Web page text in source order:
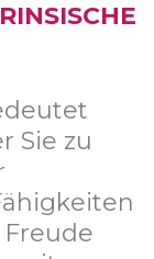
Sie zu